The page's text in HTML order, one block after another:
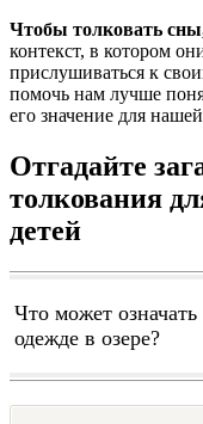
Чтобы толковать
контекст, в котором
прислушиваться к
помочь нам лучше
его значение для
Отгадайте
толкования
детей
Что может
одежде в озере?